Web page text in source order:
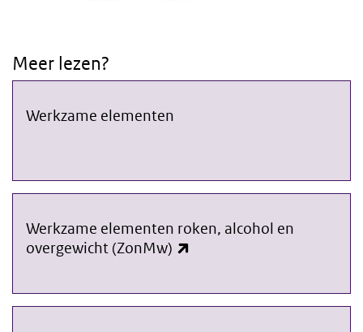
Meer lezen?
Werkzame elementen
Werkzame elementen
link naar Werkzame elementen roken, alcohol en overgewicht
(link is external)
Werkzame elementen roken, alcohol en
overgewicht (ZonMw)